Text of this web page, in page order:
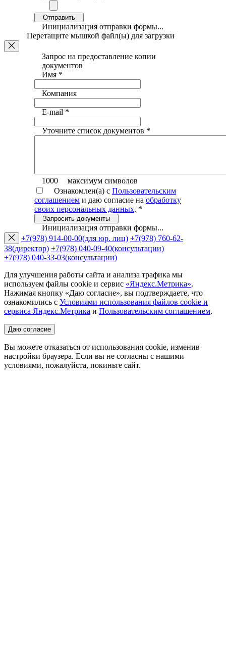
Отправить
Инициализация отправки формы...
Перетащите мышкой файл(ы) для загрузки
Запрос на предоставление копии
документов
Имя *
Компания
E-mail *
Уточните список документов *
1000
максимум символов
Ознакомлен(а) с Пользовательским
соглашением и даю согласие на обработку
своих персональных данных. *
Запросить документы
Инициализация отправки формы...
+7(978) 914-00-00(для юр. лиц) +7(978) 760-62-
38(директор) +7(978) 040-09-40(консультации)
+7(978) 040-33-03(консультации)
Для улучшения работы сайта и анализа трафика мы
используем файлы cookie и сервис «Яндекс.Метрика».
Нажимая кнопку «Даю согласие», вы подтверждаете, что
ознакомились с Условиями использования файлов cookie и
сервиса Яндекс.Метрика и Пользовательским соглашением.
Даю согласие
Вы можете отказаться от использования cookie, изменив
настройки браузера. Если вы не согласны с нашими
условиями, пожалуйста, покиньте сайт.